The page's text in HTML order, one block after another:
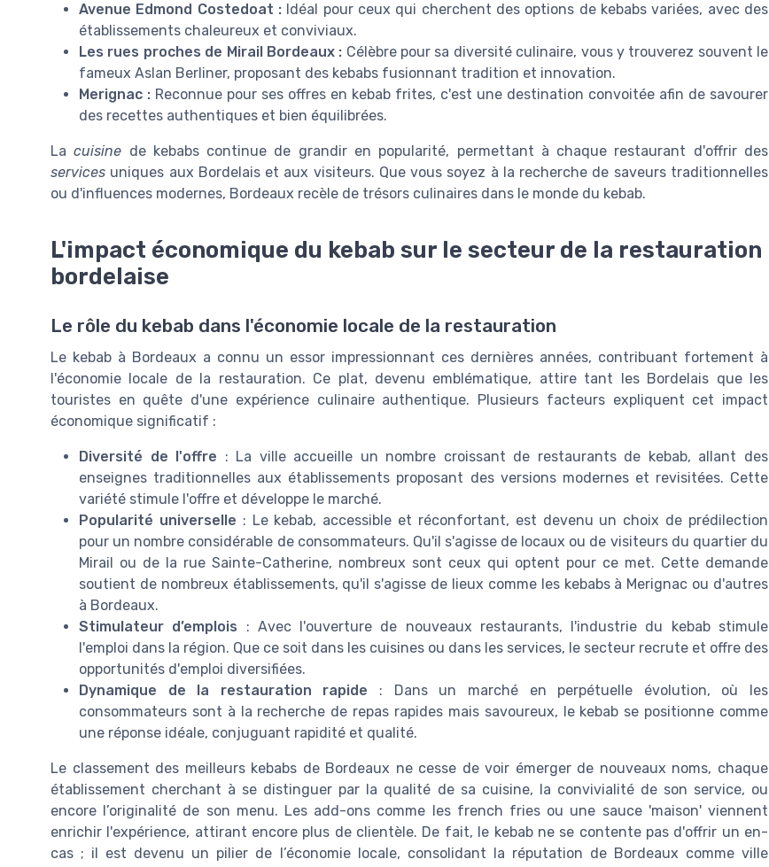
Avenue Edmond Costedoat : Idéal pour ceux qui cherchent des options de kebabs variées, avec des
établissements chaleureux et conviviaux.
Les rues proches de Mirail Bordeaux : Célèbre pour sa diversité culinaire, vous y trouverez souvent le
fameux Aslan Berliner, proposant des kebabs fusionnant tradition et innovation.
Merignac : Reconnue pour ses offres en kebab frites, c'est une destination convoitée afin de savourer
des recettes authentiques et bien équilibrées.
Lacuisine de kebabs continue de grandir en popularité, permettant à chaque restaurant d'offrir des
services uniques aux Bordelais et aux visiteurs. Que vous soyez à la recherche de saveurs traditionnelles
ou d'influences modernes, Bordeaux recèle de trésors culinaires dans le monde du kebab.
L'impact économique du kebab sur le secteur de la restauration
bordelaise
Le rôle du kebab dans l'économie locale de la restauration
Le kebab à Bordeaux a connu un essor impressionnant ces dernières années, contribuant fortement à
l'économie locale de la restauration. Ce plat, devenu emblématique, attire tant les Bordelais que les
touristes en quête d'une expérience culinaire authentique. Plusieurs facteurs expliquent cet impact
économique significatif :
Diversité de l'offre : La ville accueille un nombre croissant de restaurants de kebab, allant des
enseignes traditionnelles aux établissements proposant des versions modernes et revisitées. Cette
variété stimule l'offre et développe le marché.
Popularité universelle : Le kebab, accessible et réconfortant, est devenu un choix de prédilection
pour un nombre considérable de consommateurs. Qu'il s'agisse de locaux ou de visiteurs du quartier du
Mirail ou de la rue Sainte-Catherine, nombreux sont ceux qui optent pour ce met. Cette demande
soutient de nombreux établissements, qu'il s'agisse de lieux comme les kebabs à Merignac ou d'autres
à Bordeaux.
Stimulateur d’emplois : Avec l'ouverture de nouveaux restaurants, l'industrie du kebab stimule
l'emploi dans la région. Que ce soit dans les cuisines ou dans les services, le secteur recrute et offre des
opportunités d'emploi diversifiées.
Dynamique de la restauration rapide : Dans un marché en perpétuelle évolution, où les
consommateurs sont à la recherche de repas rapides mais savoureux, le kebab se positionne comme
une réponse idéale, conjuguant rapidité et qualité.
Le classement des meilleurs kebabs de Bordeaux ne cesse de voir émerger de nouveaux noms, chaque
établissement cherchant à se distinguer par la qualité de sa cuisine, la convivialité de son service, ou
encore l’originalité de son menu. Les add-ons comme les french fries ou une sauce 'maison' viennent
enrichir l'expérience, attirant encore plus de clientèle. De fait, le kebab ne se contente pas d'offrir un en-
cas ; il est devenu un pilier de l’économie locale, consolidant la réputation de Bordeaux comme ville